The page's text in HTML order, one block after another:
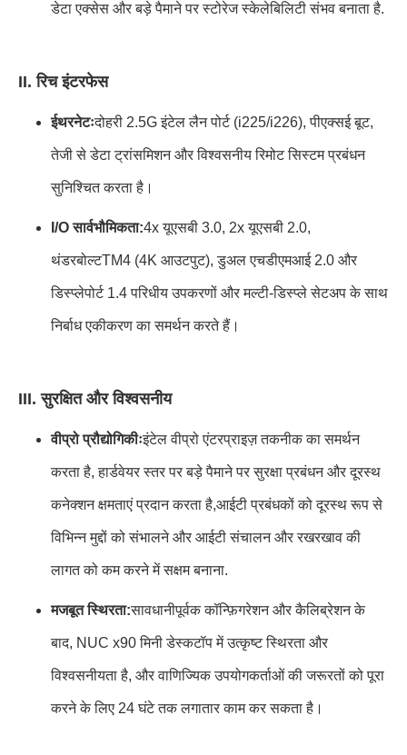
डेटा एक्सेस और बड़े पैमाने पर स्टोरेज स्केलेबिलिटी संभव बनाता है.
II. रिच इंटरफेस
ईथरनेटःदोहरी 2.5G इंटेल लैन पोर्ट (i225/i226), पीएक्सई बूट,
तेजी से डेटा ट्रांसमिशन और विश्वसनीय रिमोट सिस्टम प्रबंधन
सुनिश्चित करता है।
I/O सार्वभौमिकता:4x यूएसबी 3.0, 2x यूएसबी 2.0,
थंडरबोल्टTM4 (4K आउटपुट), डुअल एचडीएमआई 2.0 और
डिस्प्लेपोर्ट 1.4 परिधीय उपकरणों और मल्टी-डिस्प्ले सेटअप के साथ
निर्बाध एकीकरण का समर्थन करते हैं।
III. सुरक्षित और विश्वसनीय
वीप्रो प्रौद्योगिकीःइंटेल वीप्रो एंटरप्राइज़ तकनीक का समर्थन
करता है, हार्डवेयर स्तर पर बड़े पैमाने पर सुरक्षा प्रबंधन और दूरस्थ
कनेक्शन क्षमताएं प्रदान करता है,आईटी प्रबंधकों को दूरस्थ रूप से
विभिन्न मुद्दों को संभालने और आईटी संचालन और रखरखाव की
लागत को कम करने में सक्षम बनाना.
मजबूत स्थिरता:सावधानीपूर्वक कॉन्फ़िगरेशन और कैलिब्रेशन के
बाद, NUC x90 मिनी डेस्कटॉप में उत्कृष्ट स्थिरता और
विश्वसनीयता है, और वाणिज्यिक उपयोगकर्ताओं की जरूरतों को पूरा
करने के लिए 24 घंटे तक लगातार काम कर सकता है।